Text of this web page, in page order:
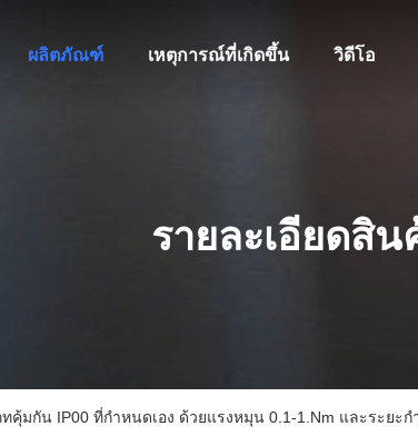
ผลิตภัณฑ์ เหตุการณ์ที่เกิดขึ้น วิดีโอ
รายละเอียดสิน
คุ้มกัน IP00 ที่กําหนดเอง ด้วยแรงหมุน 0.1-1.Nm และระยะกํ